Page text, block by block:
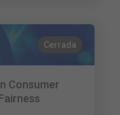
Cerrada
Consumer